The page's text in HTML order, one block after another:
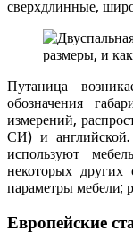
сверхдлинные,
Путаница
обозначения
измерений,
СИ) и
используют
некоторых других
параметры мебели;
Европейские